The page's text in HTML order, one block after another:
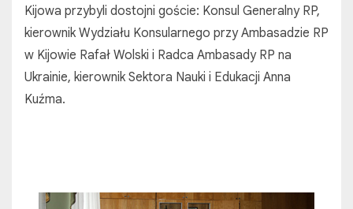
Kijowa przybyli dostojni goście: Konsul Generalny RP,
kierownik Wydziału Konsularnego przy Ambasadzie RP
w Kijowie Rafał Wolski i Radca Ambasady RP na
Ukrainie, kierownik Sektora Nauki i Edukacji Anna
Kuźma.